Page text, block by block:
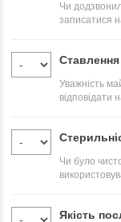
Чи
записатися
Ставлення
Уважність
відповідати
Чи було
Якість